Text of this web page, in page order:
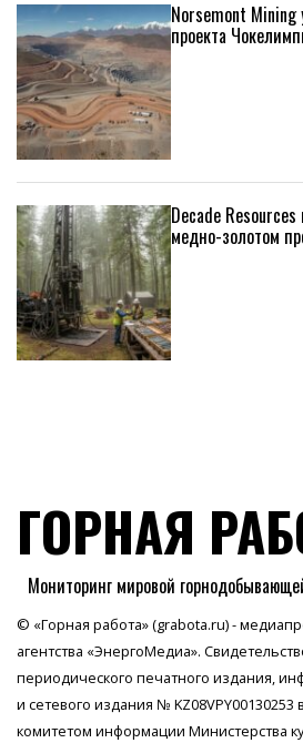
Norsemont
проекта
Decade
медно-золотом
ГОРНАЯ
Мониторинг мировой
© «Горная работа» (grabota.ru) -
агентства «ЭнергоМедиа».
периодического печатного издания,
и сетевого издания № KZ08VPY00130253
комитетом информации Министерства